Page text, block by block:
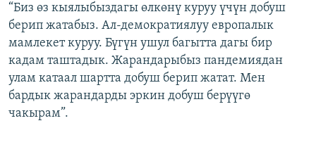
“Биз өз кыялыбыздагы өлкөнү куруу үчүн добуш
берип жатабыз. Ал-демократиялуу европалык
мамлекет куруу. Бүгүн ушул багытта дагы бир
кадам таштадык. Жарандарыбыз пандемиядан
улам катаал шартта добуш берип жатат. Мен
бардык жарандарды эркин добуш берүүгө
чакырам”.